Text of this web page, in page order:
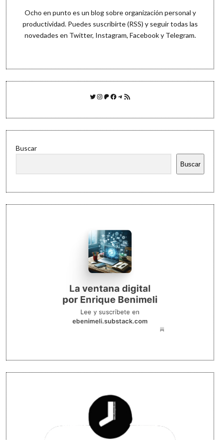
Ocho en punto es un blog sobre organización personal y
productividad. Puedes suscribirte (RSS) y seguir todas las
novedades en Twitter, Instagram, Facebooky Telegram.
Twitter
Instagram
Patreon
Facebook
Telegram
Feed RSS
Buscar
Buscar